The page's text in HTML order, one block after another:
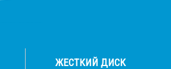
ЖЕСТКИЙ ДИСК